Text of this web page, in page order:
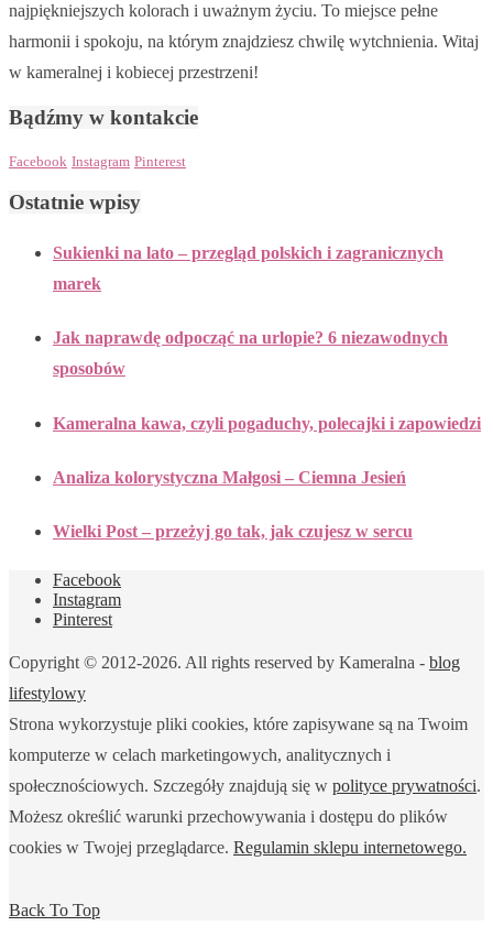
najpiękniejszych kolorach i uważnym życiu. To miejsce pełne
harmonii i spokoju, na którym znajdziesz chwilę wytchnienia. Witaj
w kameralnej i kobiecej przestrzeni!
Bądźmy w kontakcie
Facebook Instagram Pinterest
Ostatnie wpisy
Sukienki na lato – przegląd polskich i zagranicznych
marek
Jak naprawdę odpocząć na urlopie? 6 niezawodnych
sposobów
Kameralna kawa, czyli pogaduchy, polecajki i zapowiedzi
Analiza kolorystyczna Małgosi – Ciemna Jesień
Wielki Post – przeżyj go tak, jak czujesz w sercu
Facebook
Instagram
Pinterest
Copyright © 2012-2026. All rights reserved by Kameralna - blog
lifestylowy
Strona wykorzystuje pliki cookies, które zapisywane są na Twoim
komputerze w celach marketingowych, analitycznych i
społecznościowych. Szczegóły znajdują się w polityce prywatności.
Możesz określić warunki przechowywania i dostępu do plików
cookies w Twojej przeglądarce. Regulamin sklepu internetowego.
Back To Top